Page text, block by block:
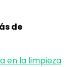
de
en la limpieza